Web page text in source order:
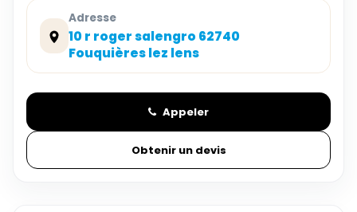
Adresse
10 r roger salengro 62740
Fouquières lez lens
Appeler
Obtenir un devis